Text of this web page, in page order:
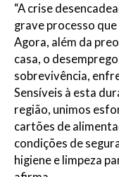
“A crise
grave processo
Agora, além da
casa, o
sobrevivência,
Sensíveis à esta
região, unimos
cartões de
condições de
higiene e limpeza